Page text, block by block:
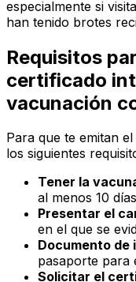
especialmente si
han tenido brotes
Requisitos
certificado
vacunación
Para que te emitan
los siguientes
Tener la
al menos 10
Presentar el
en el que se
Documento de
pasaporte para
Solicitar el